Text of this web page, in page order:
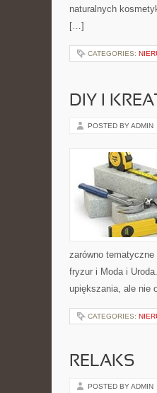
naturalnych
[…]
CATEGORIES:
DIY I
POSTED BY ADMIN
zarówno
fryzur i Moda i
upiększania, ale nie
CATEGORIES:
RELAKS
POSTED BY ADMIN